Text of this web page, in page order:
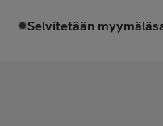
Selvitetään